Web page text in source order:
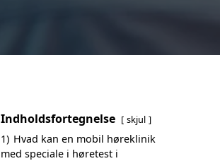
Indholdsfortegnelse skjul
1) Hvad kan en mobil høreklinik
med speciale i høretest i